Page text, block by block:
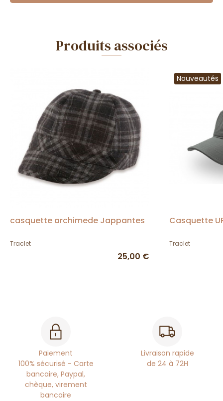
Produits associés
casquette archimede Jappantes
Traclet
25,00 €
Nouveautés
Casquette
Traclet
Paiement
100% sécurisé - Carte
bancaire, Paypal,
chèque, virement
bancaire
Livraison rapide
de 24 à 72H